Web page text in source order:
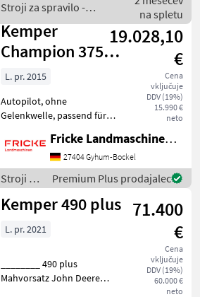
---------- Preis gilt für
Stroji za spravilo -
poljedelstvo / Kemper
na spletu
Kemper
Champion 375
Plus
19.028,10
€
Cena
vključuje
DDV (19%)
15.990 €
neto
L. pr. 2015
Autopilot, ohne
Gelenkwelle, passend für
glave: Glava za koruzo
Stroji za spravilo -
poljedelstvo Adapteri za
kombajn
Fricke Landmaschinen GmbH
27404 Gyhum-Bockel
Stroji za
spravilo
-
Premium Plus prodajalec
Kemper 490 plus 71.400
€
Cena
vključuje
DDV (19%)
60.000 €
neto
L. pr. 2021
________ 490 plus
Mahvorsatz John Deere